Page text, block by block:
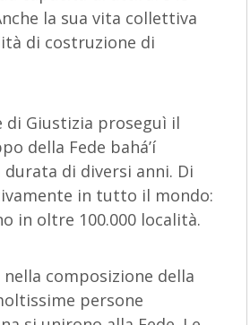
la sua vita collettiva
di costruzione di
di Giustizia proseguì il
della Fede bahá’í
di diversi anni. Di
in tutto il mondo:
in oltre 100.000 località.
composizione della
persone